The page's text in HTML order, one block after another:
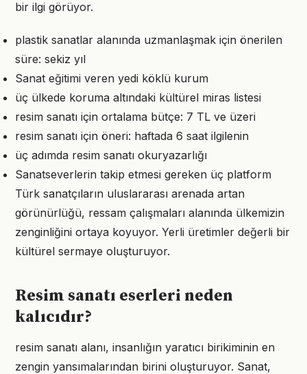
bir ilgi görüyor.
plastik sanatlar alanında uzmanlaşmak için önerilen
süre: sekiz yıl
Sanat eğitimi veren yedi köklü kurum
üç ülkede koruma altındaki kültürel miras listesi
resim sanatı için ortalama bütçe: 7 TL ve üzeri
resim sanatı için öneri: haftada 6 saat ilgilenin
üç adımda resim sanatı okuryazarlığı
Sanatseverlerin takip etmesi gereken üç platform
Türk sanatçıların uluslararası arenada artan
görünürlüğü, ressam çalışmaları alanında ülkemizin
zenginliğini ortaya koyuyor. Yerli üretimler değerli bir
kültürel sermaye oluşturuyor.
Resim sanatı eserleri neden
kalıcıdır?
resim sanatı alanı, insanlığın yaratıcı birikiminin en
zengin yansımalarından birini oluşturuyor. Sanat,